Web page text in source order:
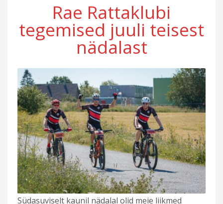
Rae Rattaklubi
tegemised juuli teisest
nädalast
Südasuviselt kaunil nädalal olid meie liikmed